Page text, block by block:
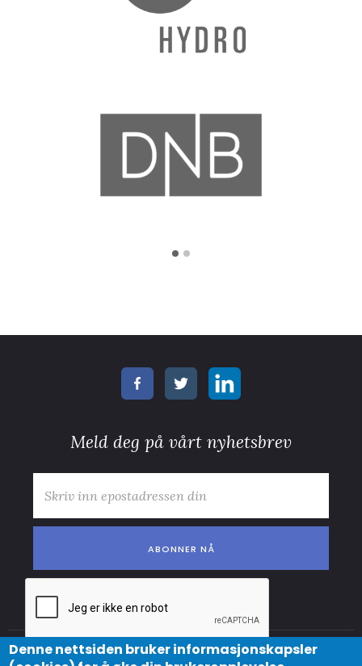
Meld deg på vårt nyhetsbrev
Denne nettsiden bruker informasjonskapsler